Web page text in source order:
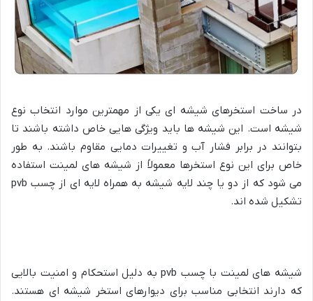
در ساخت استخرهای شیشه ای یکی از مهمترین موارد انتخاب نوع
شیشه است. این شیشه ها باید ویژگی هایی خاص داشته باشند تا
بتوانند در برابر فشار آب و تغییرات دمایی مقاوم باشند. به طور
خاص برای این نوع استخرها معمولاً از شیشه های لمینت استفاده
می شود که از دو یا چند لایه شیشه به همراه لایه ای از چسب pvb
تشکیل شده اند.
شیشه های لمینت با چسب pvb به دلیل استحکام و امنیت بالایی
که دارند انتخابی مناسب برای دیوارهای استخر شیشه ای هستند.